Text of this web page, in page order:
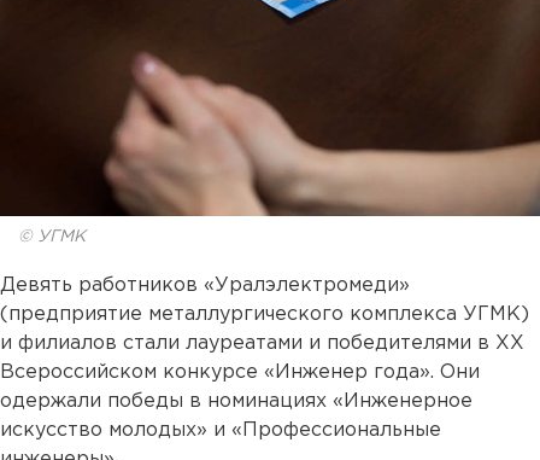
© УГМК
Девять работников «Уралэлектромеди»
(предприятие металлургического комплекса УГМК)
и филиалов стали лауреатами и победителями в XX
Всероссийском конкурсе «Инженер года». Они
одержали победы в номинациях «Инженерное
искусство молодых» и «Профессиональные